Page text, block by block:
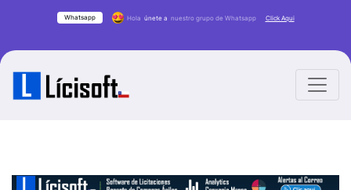
Whatsapp Hola únete a nuestro grupo de Whatsapp Click Aqui